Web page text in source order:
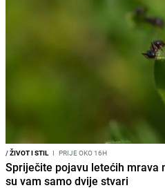
/ŽIVOT I STIL I PRIJE OKO 16H
Spriječite pojavu letećih mrava
su vam samo dvije stvari